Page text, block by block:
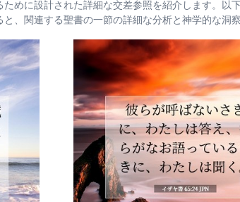
めに設計された詳細な交差参照を紹介します。
、関連する聖書の一節の詳細な分析と神学的な洞